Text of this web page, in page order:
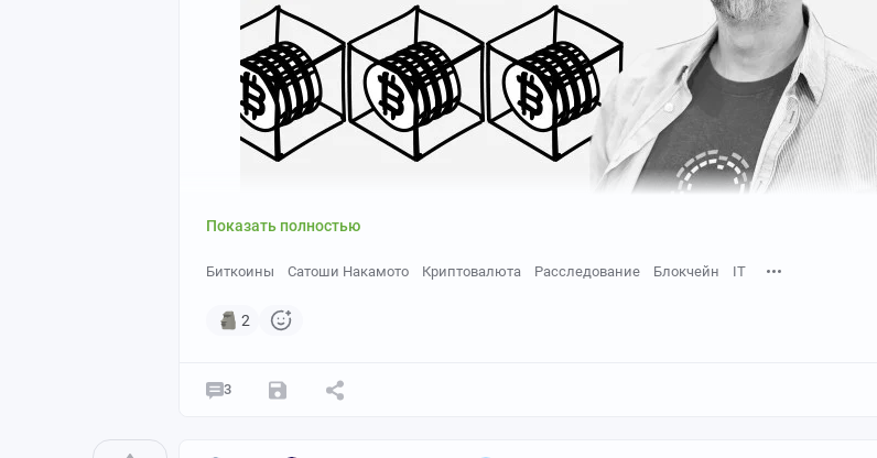
Показать полностью
Биткоины Сатоши Накамото Криптовалюта Расследование Блокчейн IT
2
3